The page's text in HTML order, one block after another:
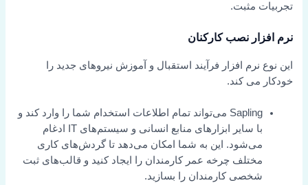
تجربیات مثبت.
نرم افزار نصب کارکنان
این نوع نرم افزار فرآیند استقبال و آموزش نیروهای جدید را
خودکار می کند.
Sapling می‌تواند تمام اطلاعات استخدام شما را وارد کند و
با سایر ابزارهای منابع انسانی و سیستم‌های IT ادغام
می‌شود. این به شما امکان می‌دهد تا گردش‌های کاری
مختلف چرخه عمر کارمندان را ایجاد کنید و قالب‌های ثبت
شخصی کارمندان را بسازید.